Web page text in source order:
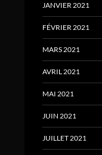
JANVIER 2021
FÉVRIER 2021
MARS 2021
AVRIL 2021
MAI 2021
JUIN 2021
JUILLET 2021